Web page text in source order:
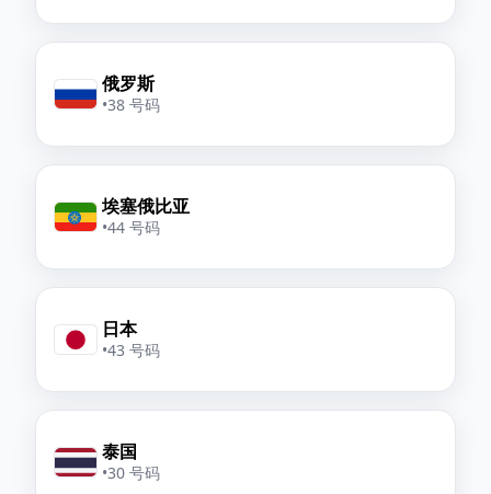
俄罗斯
•38 号码
埃塞俄比亚
•44 号码
日本
•43 号码
泰国
•30 号码